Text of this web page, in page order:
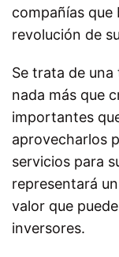
compañías que
revolución de
Se trata de
nada más que
importantes
aprovecharlos
servicios para
representará
valor que
inversores.